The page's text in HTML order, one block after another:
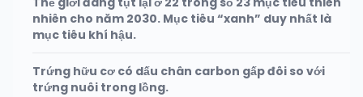
nhiên cho năm 2030. Mục tiêu “xanh” duy nhất là
mục tiêu khí hậu.
Trứng hữu cơ có dấu chân carbon gấp đôi so với
trứng nuôi trong lồng.